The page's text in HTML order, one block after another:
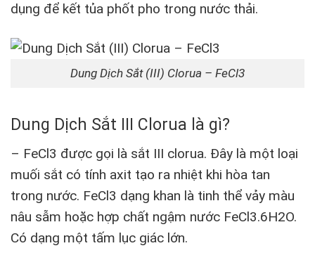
dụng để kết tủa phốt pho trong nước thải.
Dung Dịch Sắt (III) Clorua – FeCl3
Dung Dịch Sắt III Clorua là gì?
– FeCl3 được gọi là sắt III clorua. Đây là một loại
muối sắt có tính axit tạo ra nhiệt khi hòa tan
trong nước. FeCl3 dạng khan là tinh thể vảy màu
nâu sẫm hoặc hợp chất ngậm nước FeCl3.6H2O.
Có dạng một tấm lục giác lớn.